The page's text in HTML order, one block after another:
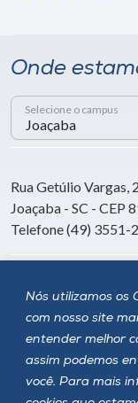
Nós utilizamos os
com nosso site
entender melhor
assim podemos
você. Para mais
Onde
Selecione o campus
Rua Getúlio Vargas,
Joaçaba - SC - CEP
Telefone (49) 3551-
Siga a